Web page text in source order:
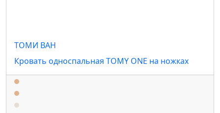
ТОМИ ВАН
Кровать односпальная TOMY ONE на ножках